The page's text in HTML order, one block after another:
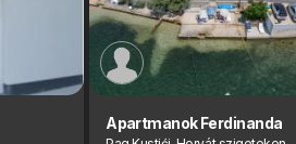
Apartmanok Ferdinanda